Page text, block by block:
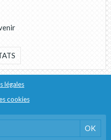
légales
cookies